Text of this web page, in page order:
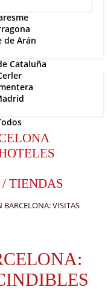
de Arán
Cataluña
TIENDAS
BARCELONA: VISITAS